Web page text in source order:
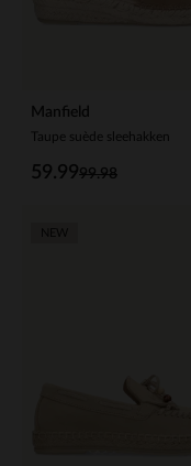
Manfield
Taupe suède sleehakken
99.98
59.99